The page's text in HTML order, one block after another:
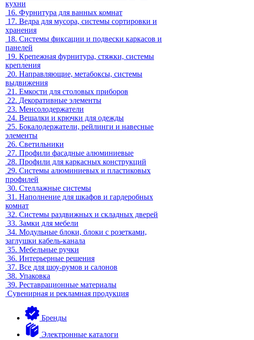
кухни
16. Фурнитура для ванных комнат
17. Ведра для мусора, системы сортировки и
хранения
18. Системы фиксации и подвески каркасов и
панелей
19. Крепежная фурнитура, стяжки, системы
крепления
20. Направляющие, метабоксы, системы
выдвижения
21. Емкости для столовых приборов
22. Декоративные элементы
23. Менсолодержатели
24. Вешалки и крючки для одежды
25. Бокалодержатели, рейлинги и навесные
элементы
26. Светильники
27. Профили фасадные алюминиевые
28. Профили для каркасных конструкций
29. Системы алюминиевых и пластиковых
профилей
30. Стеллажные системы
31. Наполнение для шкафов и гардеробных
комнат
32. Системы раздвижных и складных дверей
33. Замки для мебели
34. Модульные блоки, блоки с розетками,
заглушки кабель-канала
35. Мебельные ручки
36. Интерьерные решения
37. Все для шоу-румов и салонов
38. Упаковка
39. Реставрационные материалы
Сувенирная и рекламная продукция
Бренды
Электронные каталоги